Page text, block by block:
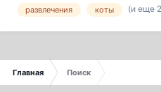
развлечения коты (и еще
Главная Поиск